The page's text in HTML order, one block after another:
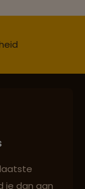
je dan aan